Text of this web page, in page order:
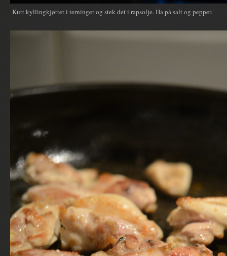
Kutt kyllingkjøttet i terninger og stek det i rapsolje. Ha på salt og pepper.